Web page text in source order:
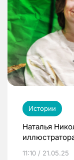
Истории
Наталья
11:10 / 21.05.25